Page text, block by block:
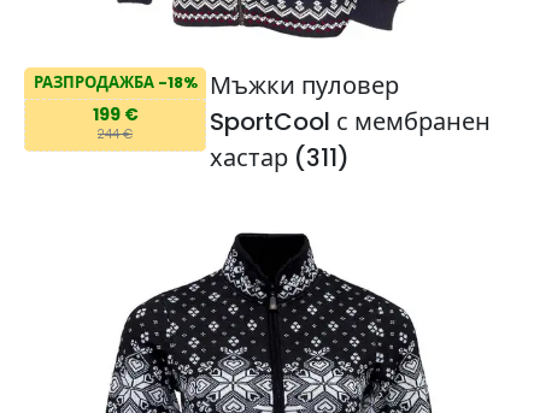
РАЗПРОДАЖБА -18%
199 €
244 €
Мъжки пуловер
SportCool с мембранен
хастар (311)